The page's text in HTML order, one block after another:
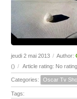
jeudi 2 mai 2013 / Author:
() / Article rating: No rating
Categories: Oscar Tv
Tags: